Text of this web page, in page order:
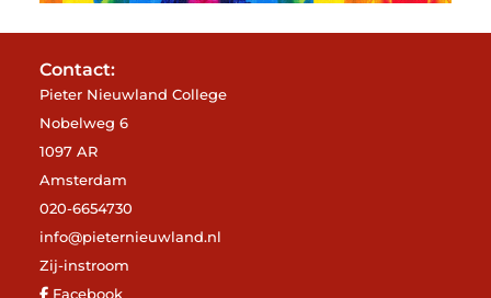
Contact:
Pieter Nieuwland College
Nobelweg 6
1097 AR
Amsterdam
020-6654730
info@pieternieuwland.nl
Zij-instroom
Facebook